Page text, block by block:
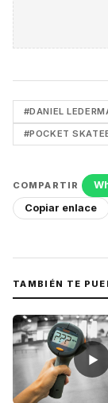
#DANIEL
#POCKET
COMPARTIR
Copiar enlace
TAMBIÉN TE
▶